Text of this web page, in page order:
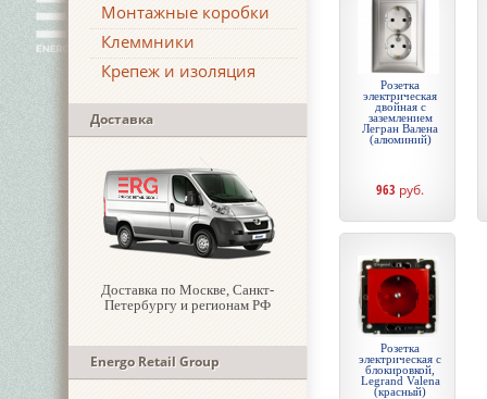
Монтажные коробки
Клеммники
Крепеж и изоляция
Доставка
Доставка по Москве, Санкт-
Петербургу и регионам РФ
Energo Retail Group
Розетка
электрическая
двойная с
заземлением
Легран Валена
(алюминий)
963 руб.
Розетка
электрическая с
блокировкой,
Legrand Valena
(красный)